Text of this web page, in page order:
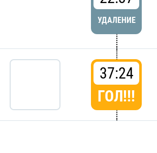
УДАЛЕНИЕ
37:24
ГОЛ!!!